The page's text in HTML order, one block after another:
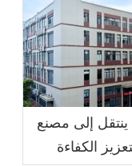
Xelite ينتقل إلى مصنع
الكفاءة